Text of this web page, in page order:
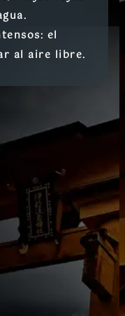
el
al aire libre.